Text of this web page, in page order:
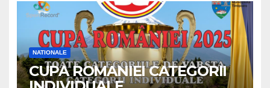
NATIONALE
CUPA ROMANIEI CATEGORII